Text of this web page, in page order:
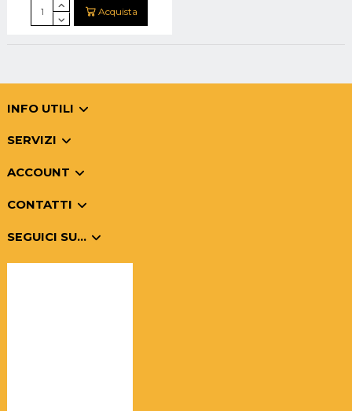
Acquista
INFO UTILI
SERVIZI
ACCOUNT
CONTATTI
SEGUICI SU...